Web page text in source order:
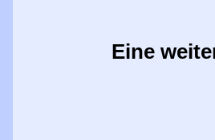
Eine